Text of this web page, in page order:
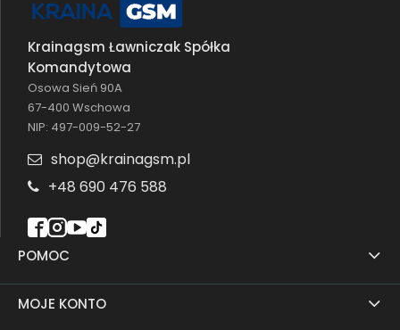
POMOC
MOJE KONTO
Krainagsm Ławniczak Spółka
Komandytowa
Osowa Sień 90A
67-400 Wschowa
NIP: 497-009-52-27
shop@krainagsm.pl
+48 690 476 588